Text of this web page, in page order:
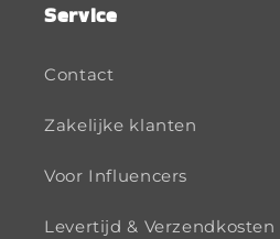
Service
Contact
Zakelijke klanten
Voor Influencers
Levertijd & Verzendkosten